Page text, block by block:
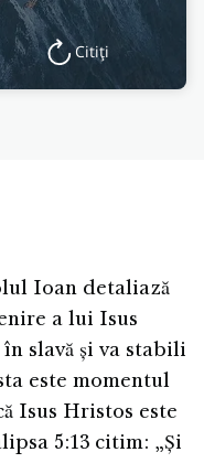
Citiți
Ioan detaliază
a lui Isus
slavă și va stabili
este momentul
Isus Hristos este
5:13 citim: „Și